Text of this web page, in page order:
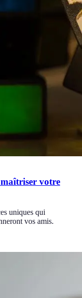
votre
uniques qui
vos amis.